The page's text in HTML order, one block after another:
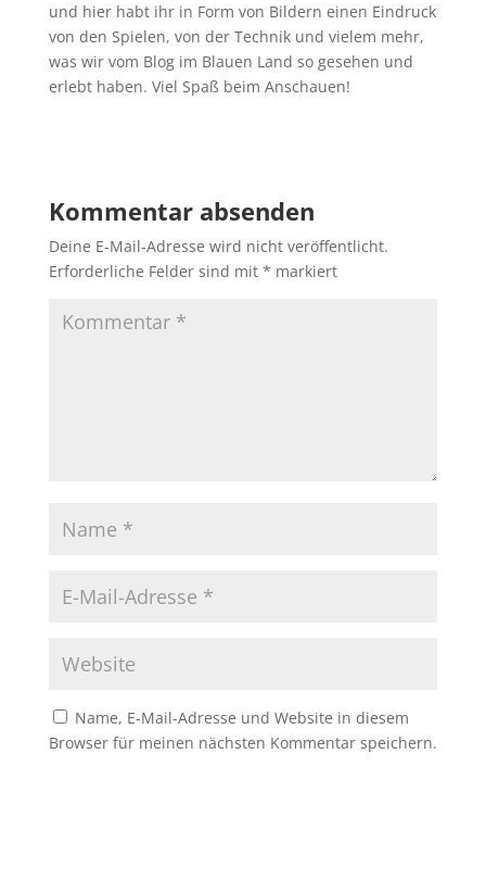
und hier habt ihr in Form von Bildern einen Eindruck
von den Spielen, von der Technik und vielem mehr,
was wir vom Blog im Blauen Land so gesehen und
erlebt haben. Viel Spaß beim Anschauen!
Kommentar absenden
Deine E-Mail-Adresse wird nicht veröffentlicht.
Erforderliche Felder sind mit * markiert
Name, E-Mail-Adresse und Website in diesem
Browser für meinen nächsten Kommentar speichern.